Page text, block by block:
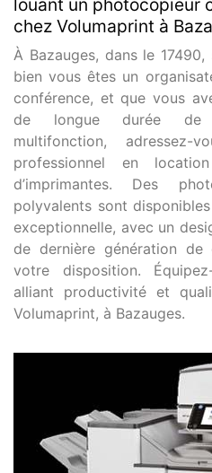
louant un photocopieur
chez Volumaprint à
À Bazauges, dans le
bien vous êtes un
conférence, et que vous
de longue durée de
multifonction,
professionnel en
d’imprimantes. Des
polyvalents sont
exceptionnelle, avec un
de dernière génération de
votre disposition.
alliant productivité et
Volumaprint, à Bazauges.